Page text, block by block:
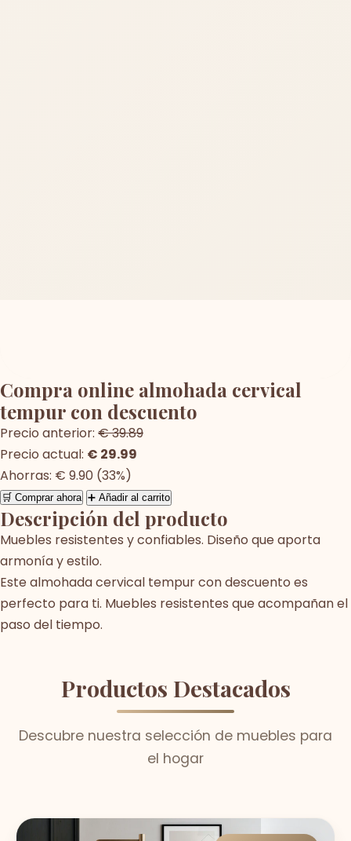
Compra online almohada cervical
tempur con descuento
Precio anterior: € 39.89
Precio actual: € 29.99
Ahorras: € 9.90 (33%)
🛒 Comprar ahora ➕ Añadir al carrito
Descripción del producto
Muebles resistentes y confiables. Diseño que aporta
armonía y estilo.
Este almohada cervical tempur con descuento es
perfecto para ti. Muebles resistentes que acompañan el
paso del tiempo.
Productos Destacados
Descubre nuestra selección de muebles para
el hogar